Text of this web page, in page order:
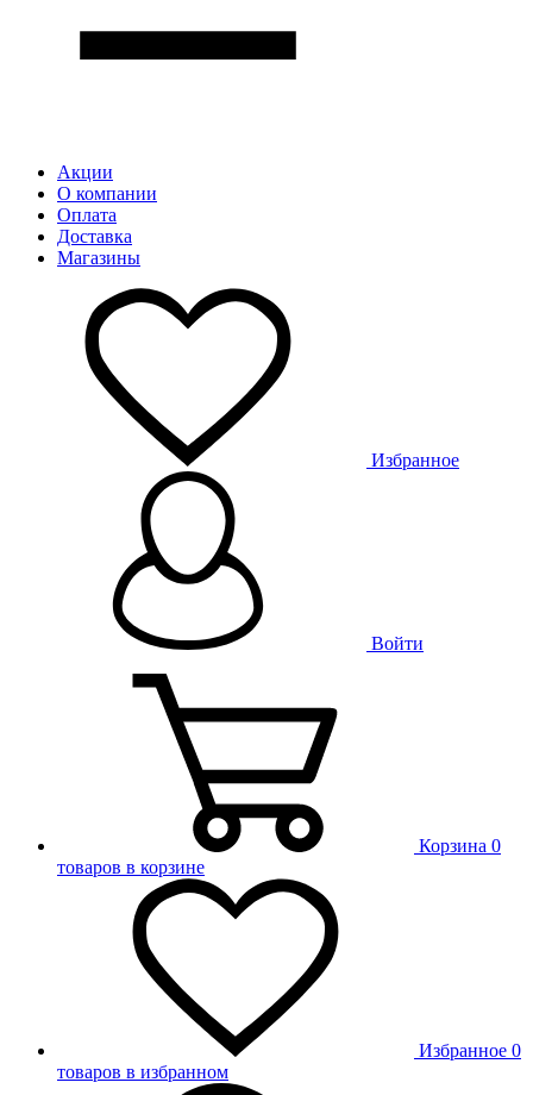
Акции
О компании
Оплата
Доставка
Магазины
Избранное
Войти
Корзина 0
товаров в корзине
Избранное 0
товаров в избранном